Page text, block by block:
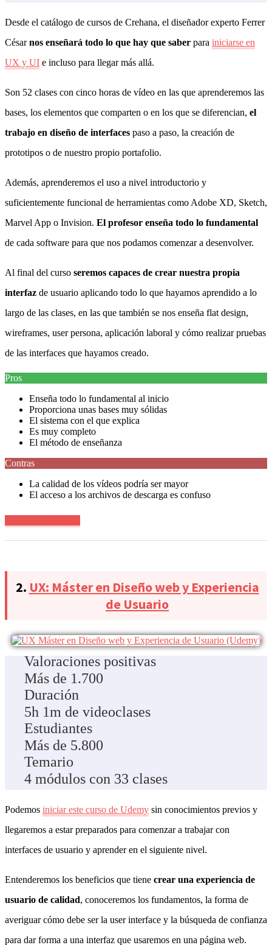
Desde el catálogo de cursos de Crehana, el diseñador experto Ferrer
Césarnos enseñará todo lo que hay que saber para iniciarse en
UX y UI e incluso para llegar más allá.
Son 52 clases con cinco horas de vídeo en las que aprenderemos las
bases, los elementos que comparten o en los que se diferencian, el
trabajo en diseño de interfaces paso a paso, la creación de
prototipos o de nuestro propio portafolio.
Además, aprenderemos el uso a nivel introductorio y
suficientemente funcional de herramientas como Adobe XD, Sketch,
Marvel App o Invision. El profesor enseña todo lo fundamental
de cada software para que nos podamos comenzar a desenvolver.
Al final del curso seremos capaces de crear nuestra propia
interfaz de usuario aplicando todo lo que hayamos aprendido a lo
largo de las clases, en las que también se nos enseña flat design,
wireframes, user persona, aplicación laboral y cómo realizar pruebas
de las interfaces que hayamos creado.
Pros
Enseña todo lo fundamental al inicio
Proporciona unas bases muy sólidas
El sistema con el que explica
Es muy completo
El método de enseñanza
Contras
La calidad de los vídeos podría ser mayor
El acceso a los archivos de descarga es confuso
2. UX: Máster en Diseño web y Experiencia
de Usuario
Valoraciones positivas
Más de 1.700
Duración
5h 1m de videoclases
Estudiantes
Más de 5.800
Temario
4 módulos con 33 clases
Podemos iniciar este curso de Udemy sin conocimientos previos y
llegaremos a estar preparados para comenzar a trabajar con
interfaces de usuario y aprender en el siguiente nivel.
Entenderemos los beneficios que tiene crear una experiencia de
usuario de calidad, conoceremos los fundamentos, la forma de
averiguar cómo debe ser la user interface y la búsqueda de confianza
para dar forma a una interfaz que usaremos en una página web.